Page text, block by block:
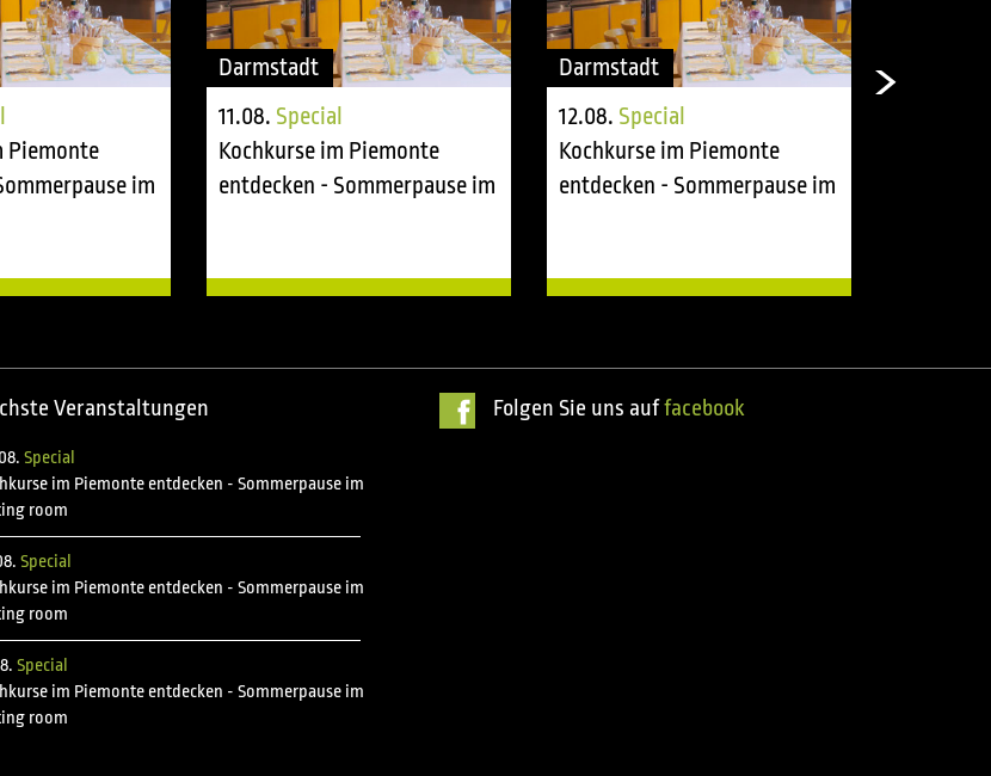
Piemonte
im
Darmstadt
11.08. Special
Kochkurse im Piemonte
entdecken - Sommerpause im
Darmstadt
12.08. Special
Kochkurse im Piemonte
entdecken - Sommerpause im
Veranstaltungen
Special
im Piemonte entdecken - Sommerpause im
room
Special
im Piemonte entdecken - Sommerpause im
room
Special
im Piemonte entdecken - Sommerpause im
room
Folgen Sie uns auffacebook